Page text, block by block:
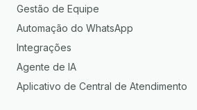
Gestão de Equipe
Automação do WhatsApp
Integrações
Agente de IA
Aplicativo de Central de Atendimento